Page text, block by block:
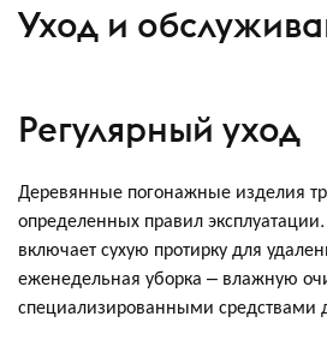
Уход и
Регулярный уход
Деревянные погонажные изделия
определенных правил
включает сухую протирку для
еженедельная уборка – влажную
специализированными средствами